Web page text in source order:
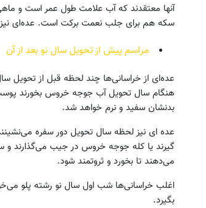
آنها معتقدند که آب علامت طول عمر است و
سکه هم برای جلب نعمت برکت است. عده‌ای
مراسم پیش از تحویل سال نو بعد از آن
عده‌ای از خراسانی‌ها چند لحظه قبل از تحویل
هنگام سال تحویل آب جوجه خروس بخورند
بدنشان سفید و نرم خواهد شد.
عده ای نیز لحظه سال تحویل دور سفره
گیرند یا کله جوجه خروس در جیب می‌گذارند و
می‌دهند تا بخورد و ثروتمند شود.
اغلب خراسانی‌ها شب اول سال نو رشته پلو
بگیرد.